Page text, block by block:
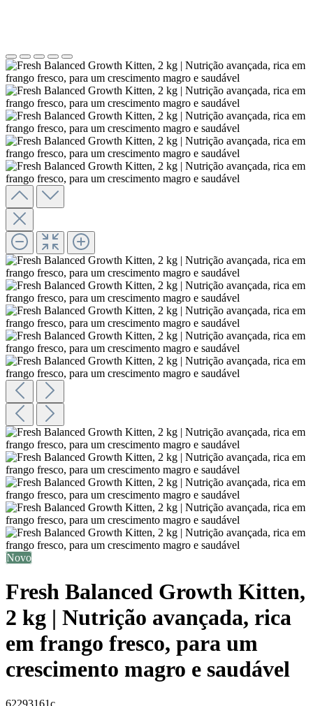
Novo
Fresh Balanced Growth Kitten,
2 kg | Nutrição avançada, rica
em frango fresco, para um
crescimento magro e saudável
62293161c